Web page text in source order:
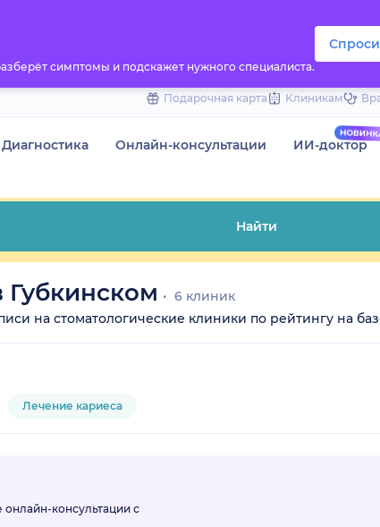
симптомы и подскажет нужного специалиста.
Подарочная карта Клиникам
Диагностика Онлайн-консультации ИИ-доктор
Найти
Губкинском
6 клиник
на стоматологические клиники по рейтингу на
Лечение кариеса
онлайн-консультации с